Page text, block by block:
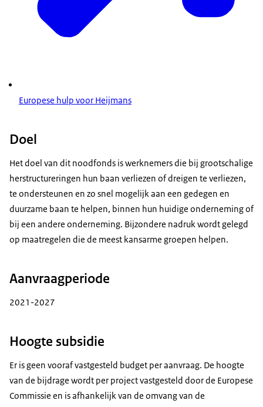
Europese hulp voor Heijmans
Doel
Het doel van dit noodfonds is werknemers die bij grootschalige
herstructureringen hun baan verliezen of dreigen te verliezen,
te ondersteunen en zo snel mogelijk aan een gedegen en
duurzame baan te helpen, binnen hun huidige onderneming of
bij een andere onderneming. Bijzondere nadruk wordt gelegd
op maatregelen die de meest kansarme groepen helpen.
Aanvraagperiode
2021-2027
Hoogte subsidie
Er is geen vooraf vastgesteld budget per aanvraag. De hoogte
van de bijdrage wordt per project vastgesteld door de Europese
Commissie en is afhankelijk van de omvang van de